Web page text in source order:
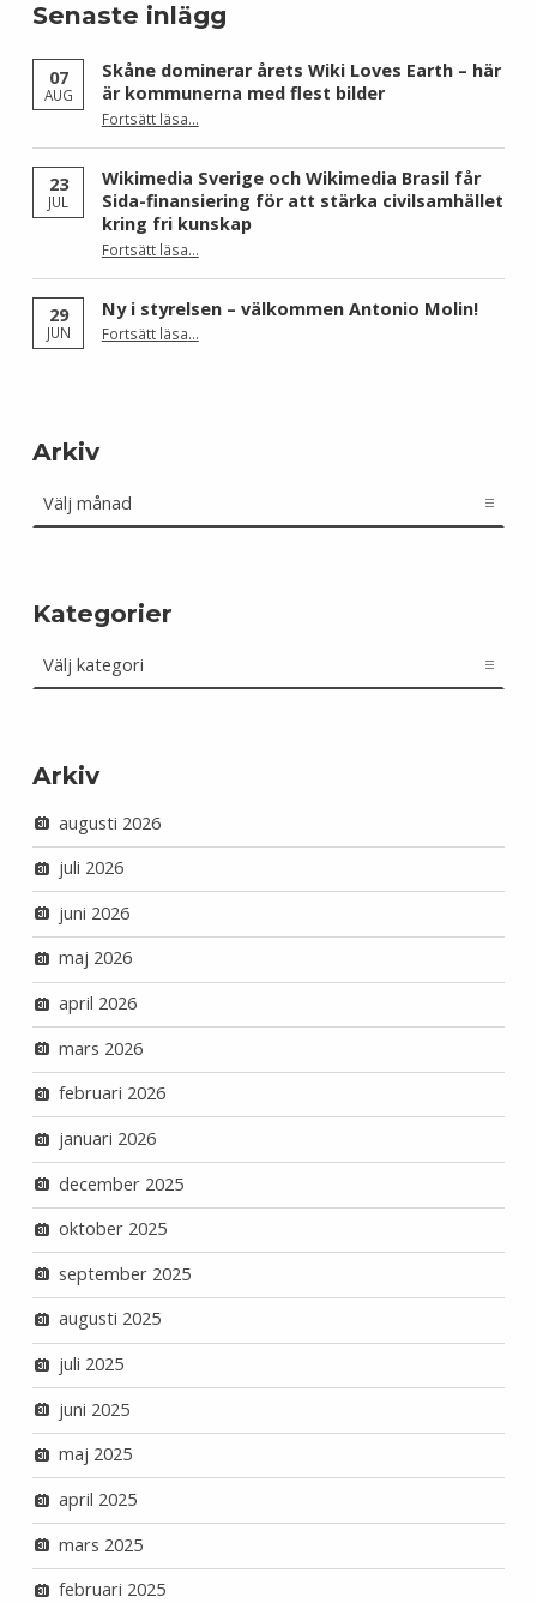
Senaste inlägg
07
AUG
Skåne dominerar årets Wiki Loves Earth – här
är kommunerna med flest bilder
Fortsätt läsa“Skåne dominerar årets Wiki Loves Earth – här är kommunerna med flest bilder”
…
23
JUL
Wikimedia Sverige och Wikimedia Brasil får
Sida-finansiering för att stärka civilsamhället
kring fri kunskap
Fortsätt läsa“Wikimedia Sverige och Wikimedia Brasil får Sida-finansiering för att stärka civilsamhället kring fri kunskap”
…
29
JUN
Ny i styrelsen – välkommen Antonio Molin!
Fortsätt läsa“Ny i styrelsen – välkommen Antonio Molin!”
…
Arkiv
Kategorier
Arkiv
augusti 2026
juli 2026
juni 2026
maj 2026
april 2026
mars 2026
februari 2026
januari 2026
december 2025
oktober 2025
september 2025
augusti 2025
juli 2025
juni 2025
maj 2025
april 2025
mars 2025
februari 2025